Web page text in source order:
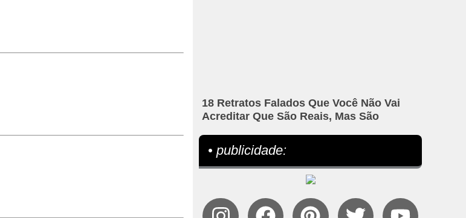
18 Retratos Falados Que Você Não Vai
Acreditar Que São Reais, Mas São
• publicidade: